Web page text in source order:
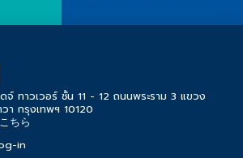
จ์ ทาวเวอร์ ชั้น 11 - 12 ถนนพระราม 3 แขวง
า กรุงเทพฯ 10120
ちら
in